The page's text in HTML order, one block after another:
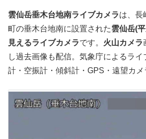
雲仙岳垂木台地南ライブカメラは、長
町の垂木台地南に設置された雲仙岳(
見えるライブカメラです。 火山カメラ
し過去画像も配信。気象庁によるライ
計・空振計・傾斜計・GPS・遠望カメ